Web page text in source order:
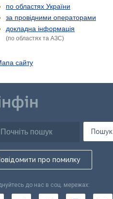
по областях України
за провідними операторами
докладна інформація
(по областях та АЗС)
сайту
Пошук
про помилку
до нас в соц. мережах: